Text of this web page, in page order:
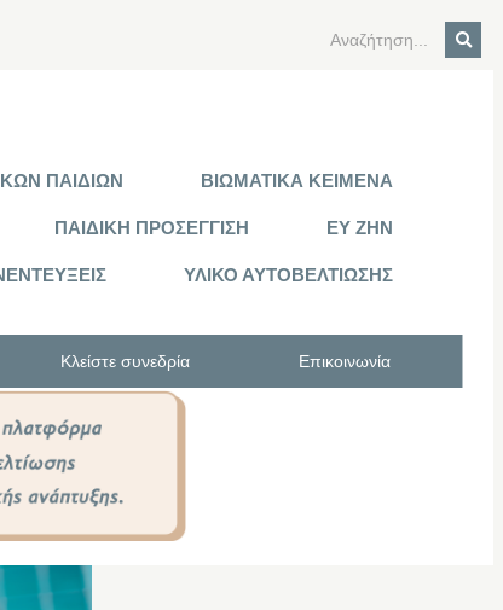
ΠΑΙΔΙΩΝ ΒΙΩΜΑΤΙΚΑ ΚΕΙΜΕΝΑ
ΠΑΙΔΙΚΗ ΠΡΟΣΕΓΓΙΣΗ ΕΥ ΖΗΝ
ΥΛΙΚΟ ΑΥΤΟΒΕΛΤΙΩΣΗΣ
Κλείστε συνεδρία Επικοινωνία